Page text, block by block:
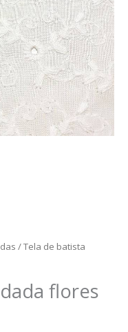
/ Tela de batista
flores